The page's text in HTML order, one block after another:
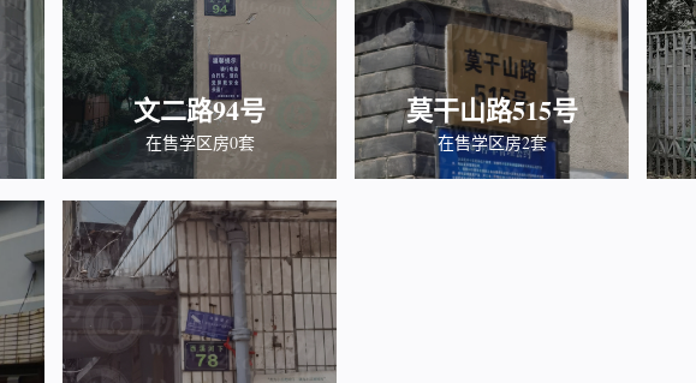
文二路94号
在售学区房0套
莫干山路515号
在售学区房2套